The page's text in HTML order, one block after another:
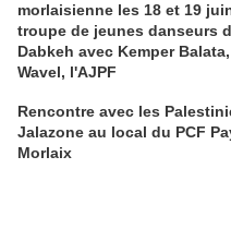
morlaisienne les 18 et 19
troupe de jeunes danseurs
Dabkeh avec Kemper
Wavel, l'AJPF
Rencontre avec les
Jalazone au local du PCF
Morlaix